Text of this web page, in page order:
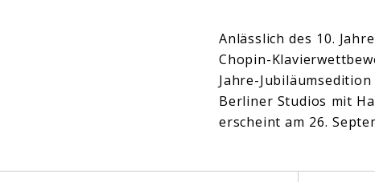
Anlässlich des 10.
Chopin-
Jahre-
Berliner Studios mit
erscheint am 26.